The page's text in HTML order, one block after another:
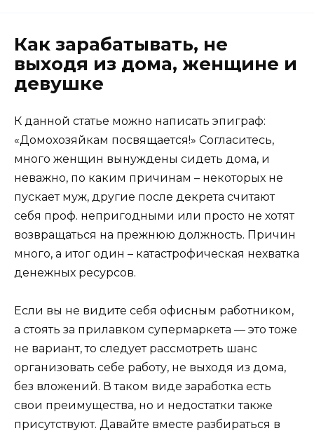
Как зарабатывать, не
выходя из дома, женщине и
девушке
К данной статье можно написать эпиграф:
«Домохозяйкам посвящается!» Согласитесь,
много женщин вынуждены сидеть дома, и
неважно, по каким причинам – некоторых не
пускает муж, другие после декрета считают
себя проф. непригодными или просто не хотят
возвращаться на прежнюю должность. Причин
много, а итог один – катастрофическая нехватка
денежных ресурсов.
Если вы не видите себя офисным работником,
а стоять за прилавком супермаркета — это тоже
не вариант, то следует рассмотреть шанс
организовать себе работу, не выходя из дома,
без вложений. В таком виде заработка есть
свои преимущества, но и недостатки также
присутствуют. Давайте вместе разбираться в